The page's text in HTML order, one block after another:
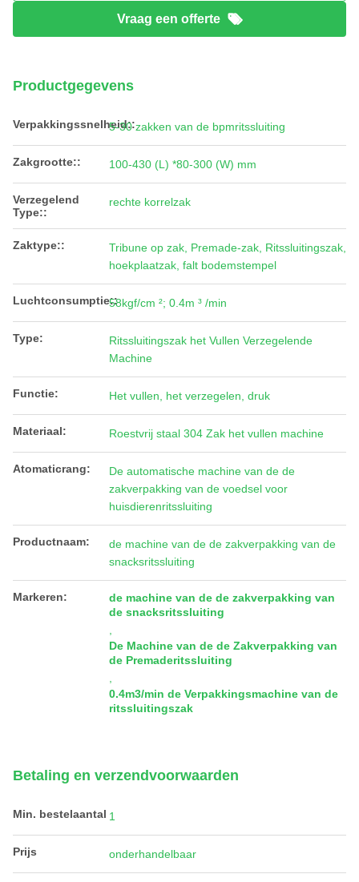
Vraag een offerte
Productgegevens
Verpakkingssnelheid::5-30 zakken van de bpmritssluiting
Zakgrootte:: 100-430 (L) *80-300 (W) mm
Verzegelend
Type::
rechte korrelzak
Zaktype::
Tribune op zak, Premade-zak, Ritssluitingszak,
hoekplaatzak, falt bodemstempel
Luchtconsumptie::58kgf/cm ²; 0.4m ³ /min
Type:
Ritssluitingszak het Vullen Verzegelende
Machine
Functie: Het vullen, het verzegelen, druk
Materiaal: Roestvrij staal 304 Zak het vullen machine
Atomaticrang:
De automatische machine van de de
zakverpakking van de voedsel voor
huisdierenritssluiting
Productnaam:
de machine van de de zakverpakking van de
snacksritssluiting
Markeren:
de machine van de de zakverpakking van
de snacksritssluiting
,
De Machine van de de Zakverpakking van
de Premaderitssluiting
,
0.4m3/min de Verpakkingsmachine van de
ritssluitingszak
Betaling en verzendvoorwaarden
Min. bestelaantal 1
Prijs onderhandelbaar